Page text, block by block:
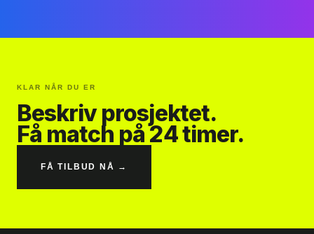
KLAR NÅR DU ER
Beskriv prosjektet.
Få match på 24 timer.
FÅ TILBUD NÅ →